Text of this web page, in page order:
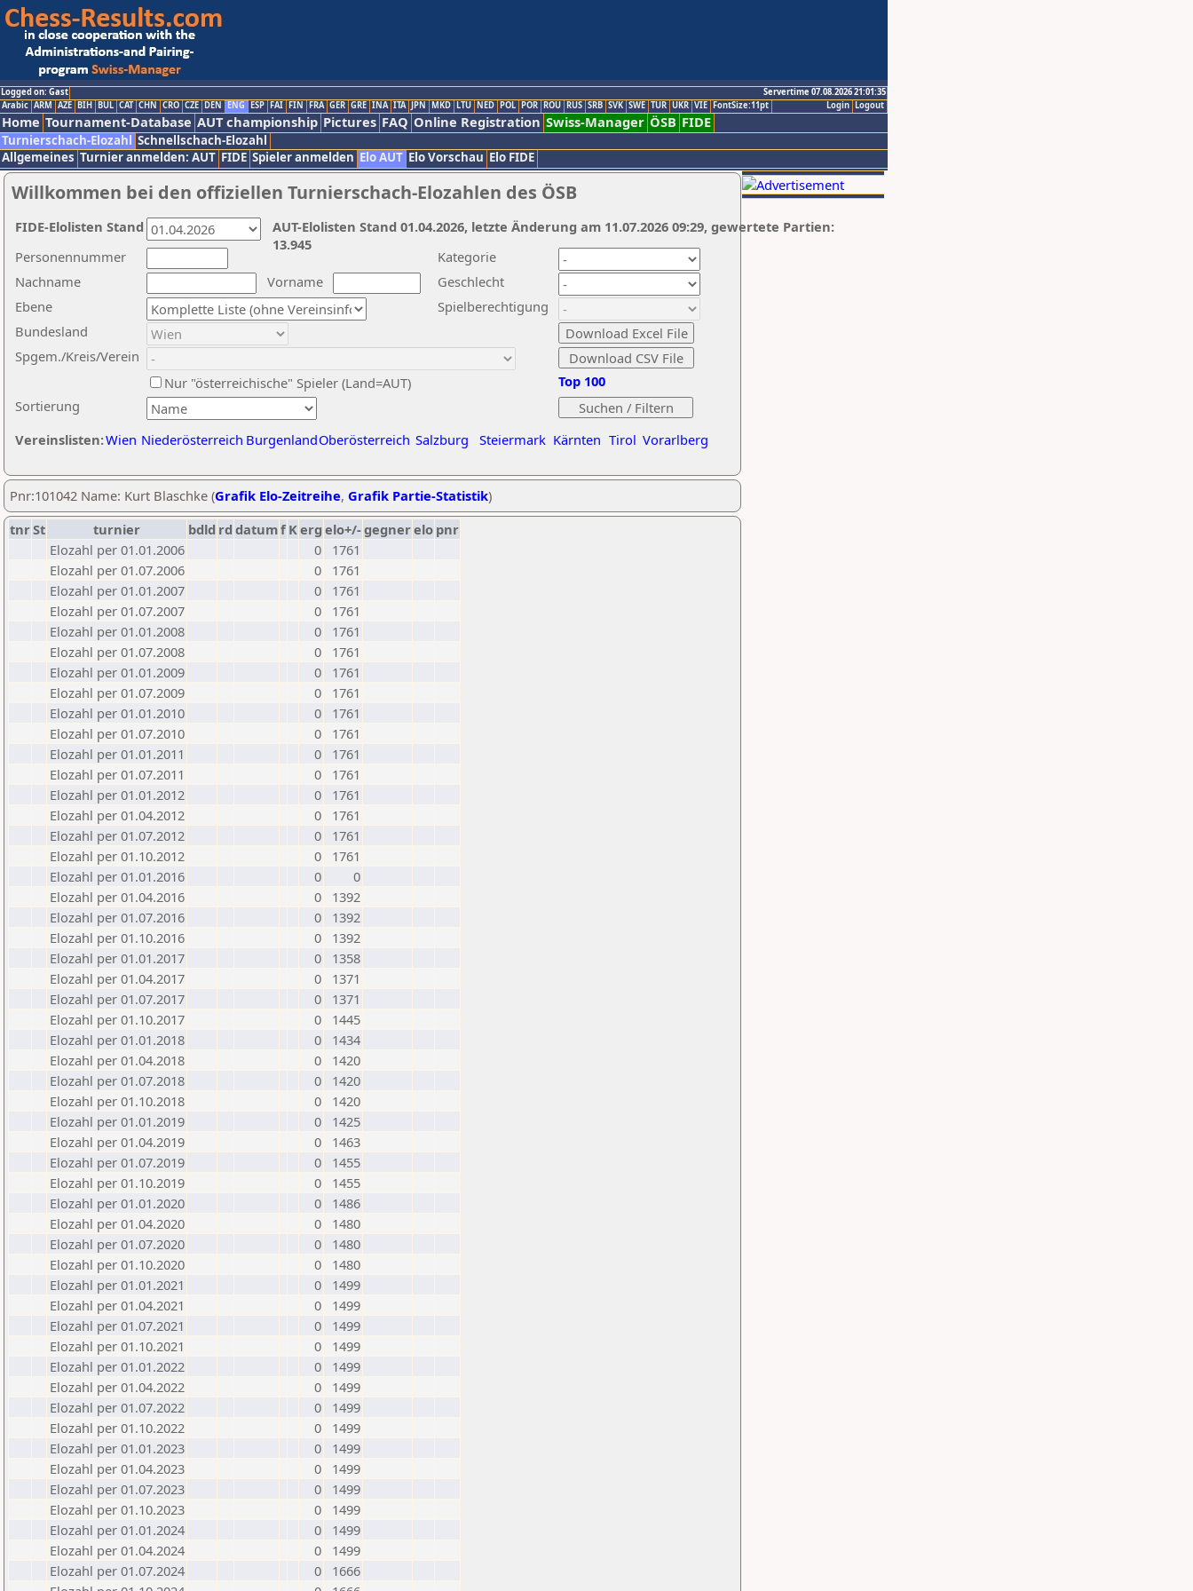
Logged on: Gast
Servertime 07.08.2026 21:01:35
Logout
Login
Arabic ARM AZE BIH BUL CAT CHN CRO CZE DEN ENG ESP FAI FIN FRA GER GRE INA ITA JPN MKD LTU NED POL POR ROU RUS SRB SVK SWE TUR UKR VIE FontSize:11pt
Home Tournament-Database AUT championship Pictures FAQ Online Registration Swiss-Manager ÖSB FIDE
Turnierschach-Elozahl Schnellschach-Elozahl
Allgemeines Turnier anmelden: AUT FIDE Spieler anmelden Elo AUT Elo Vorschau Elo FIDE
Willkommen bei den offiziellen Turnierschach-Elozahlen des ÖSB
Nachname
Vorname
Ebene
Kategorie
Sortierung
Personennummer
Bundesland
Spgem./Kreis/Verein
Geschlecht
Nur "österreichische" Spieler (Land=AUT)
Spielberechtigung
Vereinslisten:Wien Niederösterreich BurgenlandOberösterreich Salzburg Steiermark Kärnten Tirol Vorarlberg
Top 100
AUT-Elolisten Stand 01.04.2026, letzte Änderung am 11.07.2026 09:29, gewertete Partien:
13.945
FIDE-Elolisten Stand
Pnr:101042 Name: Kurt Blaschke (Grafik Elo-Zeitreihe, Grafik Partie-Statistik)
tnrSt turnier bdld rd datumf Kerg elo+/-gegnerelo pnr
Elozahl per 01.01.2006
0
1761
Elozahl per 01.07.2006
0
1761
Elozahl per 01.01.2007
0
1761
Elozahl per 01.07.2007
0
1761
Elozahl per 01.01.2008
0
1761
Elozahl per 01.07.2008
0
1761
Elozahl per 01.01.2009
0
1761
Elozahl per 01.07.2009
0
1761
Elozahl per 01.01.2010
0
1761
Elozahl per 01.07.2010
0
1761
Elozahl per 01.01.2011
0
1761
Elozahl per 01.07.2011
0
1761
Elozahl per 01.01.2012
0
1761
Elozahl per 01.04.2012
0
1761
Elozahl per 01.07.2012
0
1761
Elozahl per 01.10.2012
0
1761
Elozahl per 01.01.2016
0
0
Elozahl per 01.04.2016
0
1392
Elozahl per 01.07.2016
0
1392
Elozahl per 01.10.2016
0
1392
Elozahl per 01.01.2017
0
1358
Elozahl per 01.04.2017
0
1371
Elozahl per 01.07.2017
0
1371
Elozahl per 01.10.2017
0
1445
Elozahl per 01.01.2018
0
1434
Elozahl per 01.04.2018
0
1420
Elozahl per 01.07.2018
0
1420
Elozahl per 01.10.2018
0
1420
Elozahl per 01.01.2019
0
1425
Elozahl per 01.04.2019
0
1463
Elozahl per 01.07.2019
0
1455
Elozahl per 01.10.2019
0
1455
Elozahl per 01.01.2020
0
1486
Elozahl per 01.04.2020
0
1480
Elozahl per 01.07.2020
0
1480
Elozahl per 01.10.2020
0
1480
Elozahl per 01.01.2021
0
1499
Elozahl per 01.04.2021
0
1499
Elozahl per 01.07.2021
0
1499
Elozahl per 01.10.2021
0
1499
Elozahl per 01.01.2022
0
1499
Elozahl per 01.04.2022
0
1499
Elozahl per 01.07.2022
0
1499
Elozahl per 01.10.2022
0
1499
Elozahl per 01.01.2023
0
1499
Elozahl per 01.04.2023
0
1499
Elozahl per 01.07.2023
0
1499
Elozahl per 01.10.2023
0
1499
Elozahl per 01.01.2024
0
1499
Elozahl per 01.04.2024
0
1499
Elozahl per 01.07.2024
0
1666